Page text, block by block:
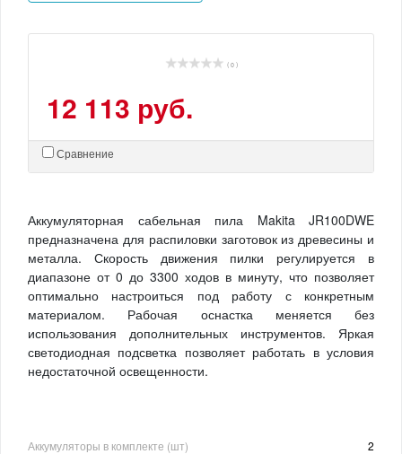
( 0 )
12 113 руб.
Сравнение
Аккумуляторная сабельная пила Makita JR100DWE
предназначена для распиловки заготовок из древесины и
металла. Скорость движения пилки регулируется в
диапазоне от 0 до 3300 ходов в минуту, что позволяет
оптимально настроиться под работу с конкретным
материалом. Рабочая оснастка меняется без
использования дополнительных инструментов. Яркая
светодиодная подсветка позволяет работать в условия
недостаточной освещенности.
Аккумуляторы в комплекте (шт)
2